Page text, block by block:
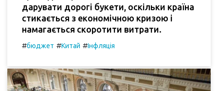
дарувати дорогі букети, оскільки країна
стикається з економічною кризою і
намагається скоротити витрати.
#бюджет #Китай #Інфляція